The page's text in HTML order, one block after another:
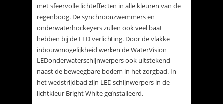
met sfeervolle lichteffecten in alle kleuren van de
regenboog. De synchroonzwemmers en
onderwaterhockeyers zullen ook veel baat
hebben bij de LED verlichting. Door de vlakke
inbouwmogelijkheid werken de WaterVision
LEDonderwaterschijnwerpers ook uitstekend
naast de beweegbare bodem in het zorgbad. In
het wedstrijdbad zijn LED schijnwerpers in de
lichtkleur Bright White geïnstalleerd.